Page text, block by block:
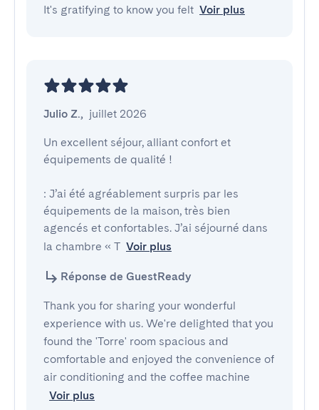
It's gratifying to know you felt Voir plus
Julio Z., juillet 2026
Un excellent séjour, alliant confort et
équipements de qualité !
: J’ai été agréablement surpris par les
équipements de la maison, très bien
agencés et confortables. J’ai séjourné dans
la chambre « T Voir plus
Réponse de GuestReady
Thank you for sharing your wonderful
experience with us. We're delighted that you
found the 'Torre' room spacious and
comfortable and enjoyed the convenience of
air conditioning and the coffee machine
Voir plus